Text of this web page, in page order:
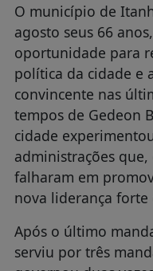
O município de
agosto seus 66
oportunidade para
política da cidade e
convincente nas
tempos de Gedeon
cidade
administrações
falharam em
nova liderança forte
Após o último
serviu por três